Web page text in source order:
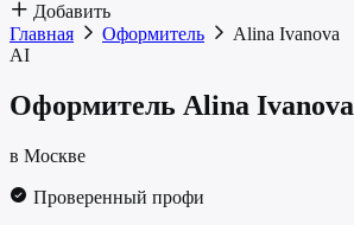
Добавить
Главная
Оформитель
Alina Ivanova
AI
Оформитель Alina Ivanova
в Москве
Проверенный профи